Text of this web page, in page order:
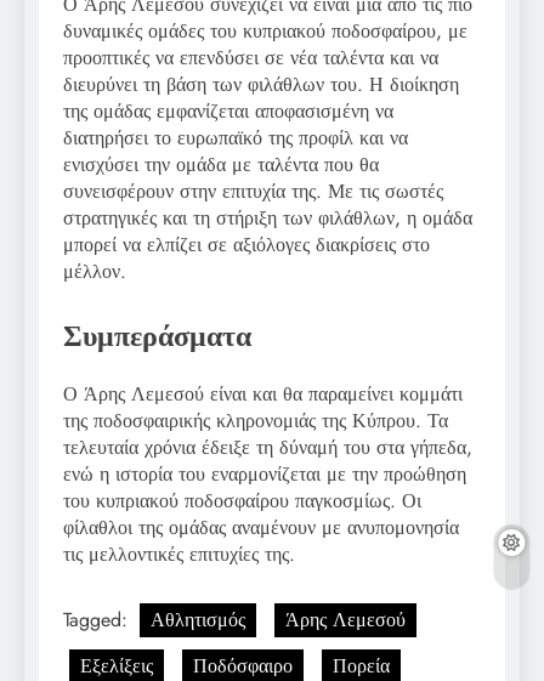
δυναμικές ομάδες του κυπριακού ποδοσφαίρου, με
προοπτικές να επενδύσει σε νέα ταλέντα και να
διευρύνει τη βάση των φιλάθλων του. Η διοίκηση
της ομάδας εμφανίζεται αποφασισμένη να
διατηρήσει το ευρωπαϊκό της προφίλ και να
ενισχύσει την ομάδα με ταλέντα που θα
συνεισφέρουν στην επιτυχία της. Με τις σωστές
στρατηγικές και τη στήριξη των φιλάθλων, η ομάδα
μπορεί να ελπίζει σε αξιόλογες διακρίσεις στο
μέλλον.
Συμπεράσματα
Ο Άρης Λεμεσού είναι και θα παραμείνει κομμάτι
της ποδοσφαιρικής κληρονομιάς της Κύπρου. Τα
τελευταία χρόνια έδειξε τη δύναμή του στα γήπεδα,
ενώ η ιστορία του εναρμονίζεται με την προώθηση
του κυπριακού ποδοσφαίρου παγκοσμίως. Οι
φίλαθλοι της ομάδας αναμένουν με ανυπομονησία
τις μελλοντικές επιτυχίες της.
Tagged: Αθλητισμός
Άρης Λεμεσού
Εξελίξεις
Ποδόσφαιρο Πορεία